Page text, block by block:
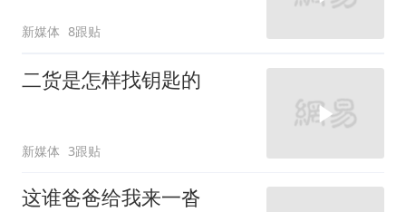
新媒体 8跟贴
二货是怎样找钥匙的
新媒体 3跟贴
这谁爸爸给我来一沓